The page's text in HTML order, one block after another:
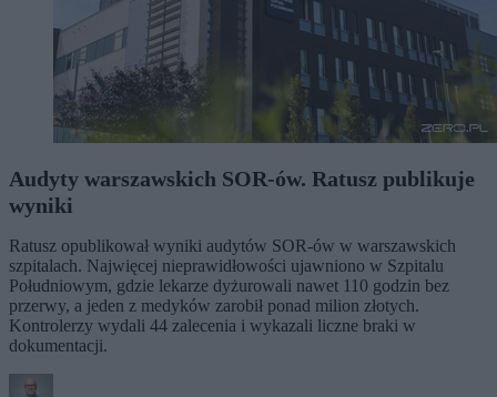
Audyty warszawskich SOR-ów. Ratusz publikuje
wyniki
Ratusz opublikował wyniki audytów SOR-ów w warszawskich
szpitalach. Najwięcej nieprawidłowości ujawniono w Szpitalu
Południowym, gdzie lekarze dyżurowali nawet 110 godzin bez
przerwy, a jeden z medyków zarobił ponad milion złotych.
Kontrolerzy wydali 44 zalecenia i wykazali liczne braki w
dokumentacji.